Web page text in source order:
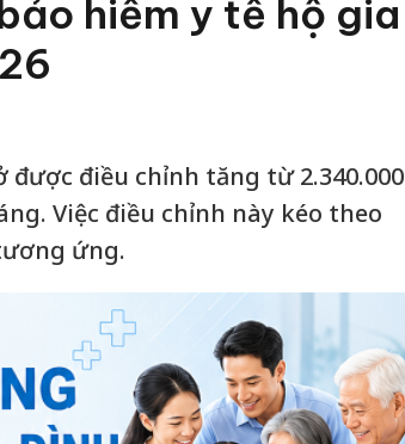
hiểm y tế hộ gia
điều chỉnh tăng từ 2.340.000
Việc điều chỉnh này kéo theo
ứng.